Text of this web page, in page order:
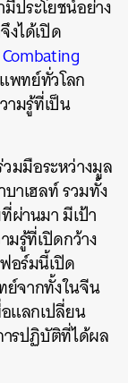
ประโยชน์อย่าง
งได้เปิด
พทย์ทั่วโลก
ามรู้ที่เป็น
มมือระหว่างมูล
าเฮลท์รวมทั้ง
ผ่านมามีเป้า
มรู้ที่เปิดกว้าง
อร์มนี้เปิด
ย์จากทั้งในจีน
แลกเปลี่ยน
รปฏิบัติที่ได้ผล